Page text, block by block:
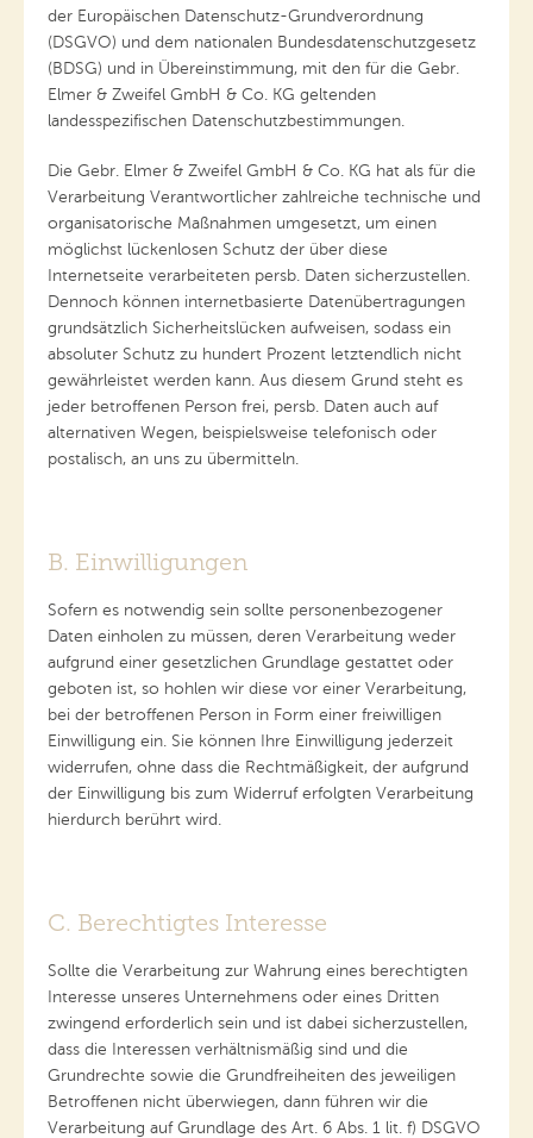
der Europäischen Datenschutz-Grundverordnung
(DSGVO) und dem nationalen Bundesdatenschutzgesetz
(BDSG) und in Übereinstimmung, mit den für die Gebr.
Elmer & Zweifel GmbH & Co. KG geltenden
landesspezifischen Datenschutzbestimmungen.
Die Gebr. Elmer & Zweifel GmbH & Co. KG hat als für die
Verarbeitung Verantwortlicher zahlreiche technische und
organisatorische Maßnahmen umgesetzt, um einen
möglichst lückenlosen Schutz der über diese
Internetseite verarbeiteten persb. Daten sicherzustellen.
Dennoch können internetbasierte Datenübertragungen
grundsätzlich Sicherheitslücken aufweisen, sodass ein
absoluter Schutz zu hundert Prozent letztendlich nicht
gewährleistet werden kann. Aus diesem Grund steht es
jeder betroffenen Person frei, persb. Daten auch auf
alternativen Wegen, beispielsweise telefonisch oder
postalisch, an uns zu übermitteln.
B. Einwilligungen
Sofern es notwendig sein sollte personenbezogener
Daten einholen zu müssen, deren Verarbeitung weder
aufgrund einer gesetzlichen Grundlage gestattet oder
geboten ist, so hohlen wir diese vor einer Verarbeitung,
bei der betroffenen Person in Form einer freiwilligen
Einwilligung ein. Sie können Ihre Einwilligung jederzeit
widerrufen, ohne dass die Rechtmäßigkeit, der aufgrund
der Einwilligung bis zum Widerruf erfolgten Verarbeitung
hierdurch berührt wird.
C. Berechtigtes Interesse
Sollte die Verarbeitung zur Wahrung eines berechtigten
Interesse unseres Unternehmens oder eines Dritten
zwingend erforderlich sein und ist dabei sicherzustellen,
dass die Interessen verhältnismäßig sind und die
Grundrechte sowie die Grundfreiheiten des jeweiligen
Betroffenen nicht überwiegen, dann führen wir die
Verarbeitung auf Grundlage des Art. 6 Abs. 1 lit. f) DSGVO